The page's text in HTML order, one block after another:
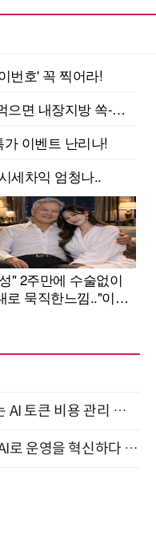
"AI 핀옵스 실전 세미나: 폭증하는 AI 토큰 비용 관리 전략" 8월 21일 개최
[올쇼TV] AI 인프라를 관측하고, AI로 운영을 혁신하다 (8월 11일 생방송)